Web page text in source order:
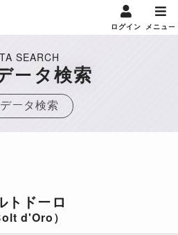
ログイン メニュー
SEARCH
ータ検索
データ検索
トドーロ
d'Oro）